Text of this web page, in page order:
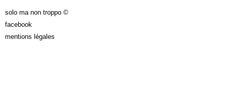
solo ma non troppo ©
facebook
mentions légales